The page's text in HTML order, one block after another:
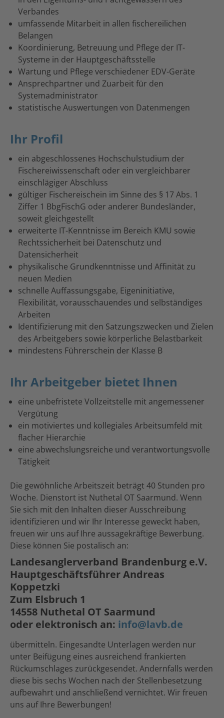
Verbandes
umfassende Mitarbeit in allen fischereilichen
Belangen
Koordinierung, Betreuung und Pflege der IT-
Systeme in der Hauptgeschäftsstelle
Wartung und Pflege verschiedener EDV-Geräte
Ansprechpartner und Zuarbeit für den
Systemadministrator
statistische Auswertungen von Datenmengen
Ihr Profil
ein abgeschlossenes Hochschulstudium der
Fischereiwissenschaft oder ein vergleichbarer
einschlägiger Abschluss
gültiger Fischereischein im Sinne des § 17 Abs. 1
Ziffer 1 BbgFischG oder anderer Bundesländer,
soweit gleichgestellt
erweiterte IT-Kenntnisse im Bereich KMU sowie
Rechtssicherheit bei Datenschutz und
Datensicherheit
physikalische Grundkenntnisse und Affinität zu
neuen Medien
schnelle Auffassungsgabe, Eigeninitiative,
Flexibilität, vorausschauendes und selbständiges
Arbeiten
Identifizierung mit den Satzungszwecken und Zielen
des Arbeitgebers sowie körperliche Belastbarkeit
mindestens Führerschein der Klasse B
Ihr Arbeitgeber bietet Ihnen
eine unbefristete Vollzeitstelle mit angemessener
Vergütung
ein motiviertes und kollegiales Arbeitsumfeld mit
flacher Hierarchie
eine abwechslungsreiche und verantwortungsvolle
Tätigkeit
Die gewöhnliche Arbeitszeit beträgt 40 Stunden pro
Woche. Dienstort ist Nuthetal OT Saarmund. Wenn
Sie sich mit den Inhalten dieser Ausschreibung
identifizieren und wir Ihr Interesse geweckt haben,
freuen wir uns auf Ihre aussagekräftige Bewerbung.
Diese können Sie postalisch an:
Landesanglerverband Brandenburg e.V.
Hauptgeschäftsführer Andreas
Koppetzki
Zum Elsbruch 1
14558 Nuthetal OT Saarmund
oder elektronisch an: info@lavb.de
übermitteln. Eingesandte Unterlagen werden nur
unter Beifügung eines ausreichend frankierten
Rückumschlages zurückgesendet. Andernfalls werden
diese bis sechs Wochen nach der Stellenbesetzung
aufbewahrt und anschließend vernichtet. Wir freuen
uns auf Ihre Bewerbungen!